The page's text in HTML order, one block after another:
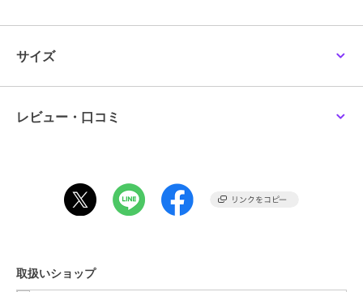
ブランド
性別タイプ
120g
サイズ
レビュー・口コミ
取扱いショップ